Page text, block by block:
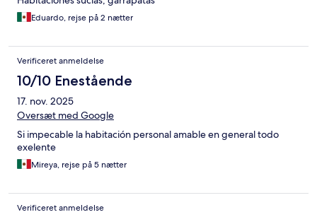
Eduardo, rejse på 2 nætter
Verificeret anmeldelse
10/10 Enestående
17. nov. 2025
Oversæt med Google
Si impecable la habitación personal amable en general todo
exelente
Mireya, rejse på 5 nætter
Verificeret anmeldelse